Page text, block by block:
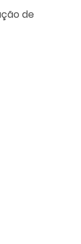
de